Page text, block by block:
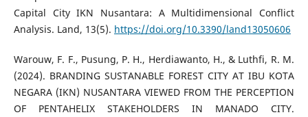
Capital City IKN Nusantara: A Multidimensional Conflict
Analysis. Land, 13(5). https://doi.org/10.3390/land13050606
Warouw, F. F., Pusung, P. H., Herdiawanto, H., & Luthfi, R. M.
(2024). BRANDING SUSTANABLE FOREST CITY AT IBU KOTA
NEGARA (IKN) NUSANTARA VIEWED FROM THE PERCEPTION
OF PENTAHELIX STAKEHOLDERS IN MANADO CITY.